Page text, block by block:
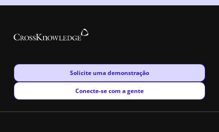
New window
Solicite uma demonstração
New window
Conecte-se com a gente